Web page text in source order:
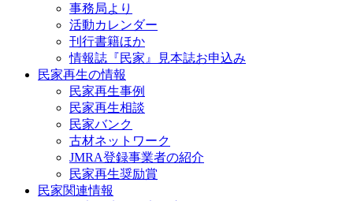
事務局より
活動カレンダー
刊行書籍ほか
情報誌『民家』見本誌お申込み
民家再生の情報
民家再生事例
民家再生相談
民家バンク
古材ネットワーク
JMRA登録事業者の紹介
民家再生奨励賞
民家関連情報